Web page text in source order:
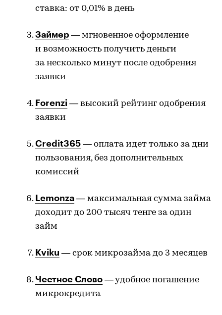
ставка: от 0,01% в день
Займер — мгновенное оформление
и возможность получить деньги
за несколько минут после одобрения
заявки
Forenzi — высокий рейтинг одобрения
заявки
Credit365 — оплата идет только за дни
пользования, без дополнительных
комиссий
Lemonza — максимальная сумма займа
доходит до 200 тысяч тенге за один
займ
Kviku — срок микрозайма до 3 месяцев
Честное Слово — удобное погашение
микрокредита